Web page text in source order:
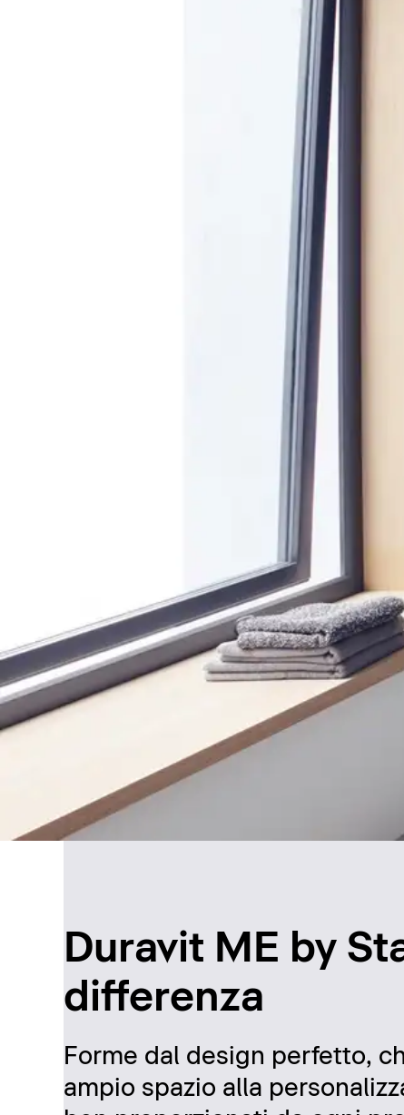
Duravit ME by
differenza
Forme dal design perfetto,
ampio spazio alla